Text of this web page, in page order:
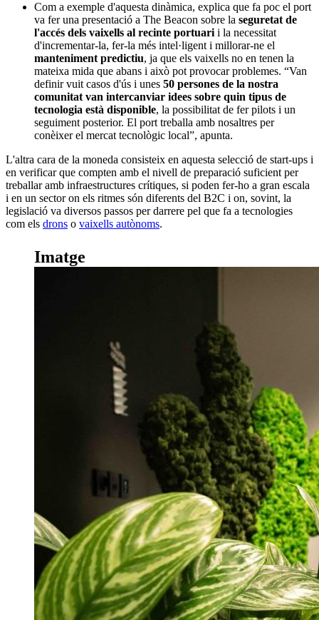
Com a exemple d'aquesta dinàmica, explica que fa poc el port
va fer una presentació a The Beacon sobre la seguretat de
l'accés dels vaixells al recinte portuari i la necessitat
d'incrementar-la, fer-la més intel·ligent i millorar-ne el
manteniment predictiu, ja que els vaixells no en tenen la
mateixa mida que abans i això pot provocar problemes. “Van
definir vuit casos d'ús i unes 50 persones de la nostra
comunitat van intercanviar idees sobre quin tipus de
tecnologia està disponible, la possibilitat de fer pilots i un
seguiment posterior. El port treballa amb nosaltres per
conèixer el mercat tecnològic local”, apunta.
L'altra cara de la moneda consisteix en aquesta selecció de start-ups i
en verificar que compten amb el nivell de preparació suficient per
treballar amb infraestructures crítiques, si poden fer-ho a gran escala
i en un sector on els ritmes són diferents del B2C i on, sovint, la
legislació va diversos passos per darrere pel que fa a tecnologies
com els drons o vaixells autònoms.
Imatge